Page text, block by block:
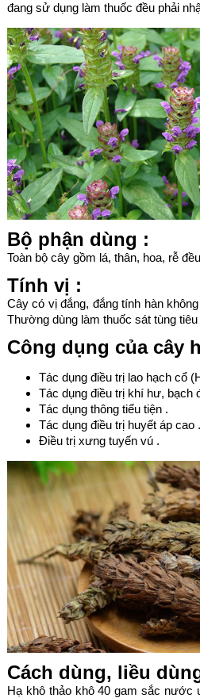
đang sử dụng làm thuốc đều phải
Bộ phận dùng :
Toàn bộ cây gồm lá, thân, hoa, rễ
Tính vị :
Cây có vị đắng, đắng tính hàn
Thường dùng làm thuốc sát tùng
Công dụng của cây
Tác dụng điều trị lao hạch cổ
Tác dụng điều trị khí hư, bạch
Tác dụng thông tiểu tiện .
Tác dụng điều trị huyết áp cao .
Điều trị xưng tuyến vú .
Cách dùng, liều
Hạ khô thảo khô 40 gam sắc nước